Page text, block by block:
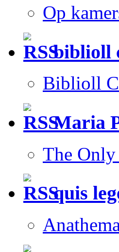
Op
biblioll
Biblioll
Maria
The Only
quis